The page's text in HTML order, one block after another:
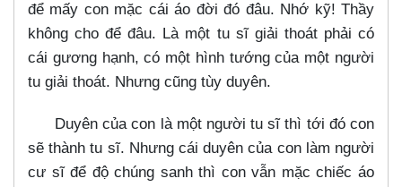
để mấy con mặc cái áo đời đó đâu. Nhớ kỹ! Thầy
không cho để đâu. Là một tu sĩ giải thoát phải có
cái gương hạnh, có một hình tướng của một người
tu giải thoát. Nhưng cũng tùy duyên.
Duyên của con là một người tu sĩ thì tới đó con
sẽ thành tu sĩ. Nhưng cái duyên của con làm người
cư sĩ để độ chúng sanh thì con vẫn mặc chiếc áo